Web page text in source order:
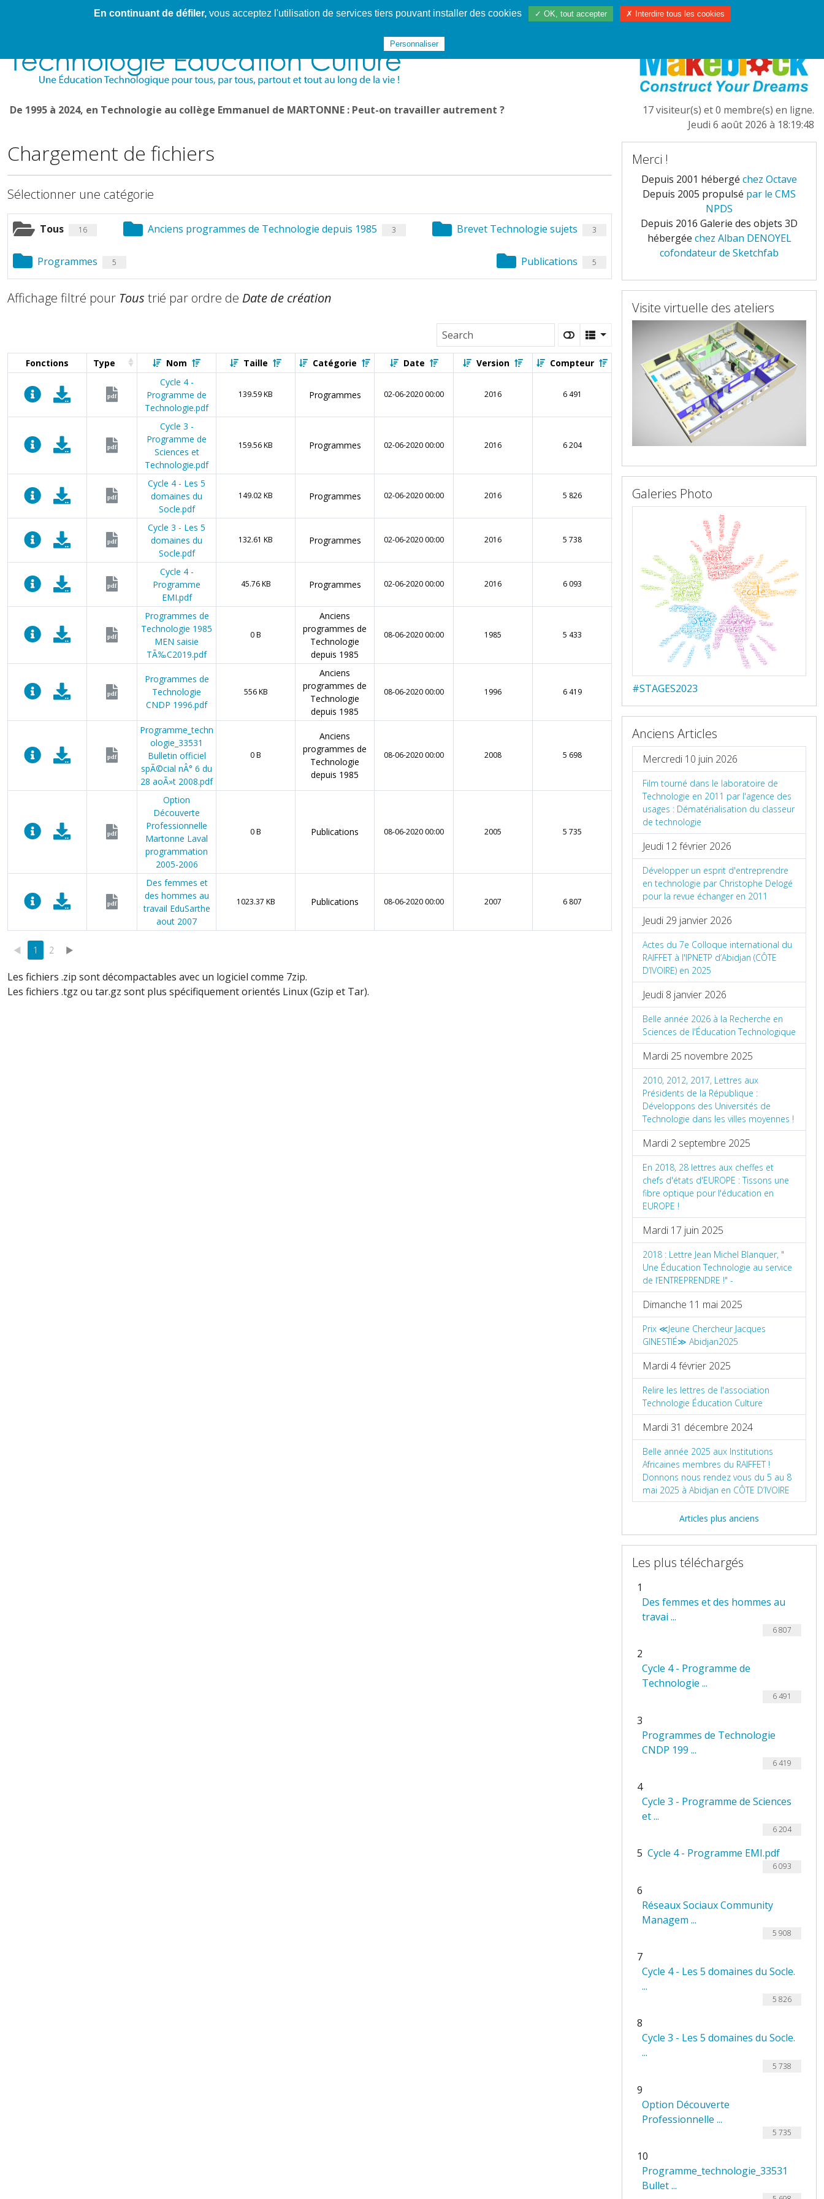
Cahier de textes patrickRICHARD Cahier de texte Websphère Les services De 1995 à 2020 TÉC 1997/2023 L'EUROPE
De 1995 à 2024, en Technologie au collège Emmanuel de MARTONNE : Peut-on travailler autrement ?
17 visiteur(s) et 0 membre(s) en ligne.
Jeudi 6 août 2026 à 18:19:48
Chargement de fichiers
Sélectionner une catégorie
Tous 16 Anciens programmes de Technologie depuis 1985 3 Brevet Technologie sujets 3
Programmes 5 Publications 5
Affichage filtré pour Tous trié par ordre de Date de création
Fonctions Type Nom Taille Catégorie Date Version Compteur
pdf
Cycle 4 -
Programme de
Technologie.pdf
139.59 KB Programmes 02-06-2020 00:00 2016 6 491
pdf
Cycle 3 -
Programme de
Sciences et
Technologie.pdf
159.56 KB Programmes 02-06-2020 00:00 2016 6 204
pdf
Cycle 4 - Les 5
domaines du
Socle.pdf
149.02 KB Programmes 02-06-2020 00:00 2016 5 826
pdf
Cycle 3 - Les 5
domaines du
Socle.pdf
132.61 KB Programmes 02-06-2020 00:00 2016 5 738
pdf
Cycle 4 -
Programme
EMI.pdf
45.76 KB Programmes 02-06-2020 00:00 2016 6 093
pdf
Programmes de
Technologie 1985
MEN saisie
TÃ‰C2019.pdf
0 B
Anciens
programmes de
Technologie
depuis 1985
08-06-2020 00:00 1985 5 433
pdf
Programmes de
Technologie
CNDP 1996.pdf
556 KB
Anciens
programmes de
Technologie
depuis 1985
08-06-2020 00:00 1996 6 419
pdf
Programme_techn
ologie_33531
Bulletin officiel
spÃ©cial nÂ° 6 du
28 aoÃ»t 2008.pdf
0 B
Anciens
programmes de
Technologie
depuis 1985
08-06-2020 00:00 2008 5 698
pdf
Option
Découverte
Professionnelle
Martonne Laval
programmation
2005-2006
0 B Publications 08-06-2020 00:00 2005 5 735
pdf
Des femmes et
des hommes au
travail EduSarthe
aout 2007
1023.37 KB Publications 08-06-2020 00:00 2007 6 807
◄ 1 2 ►
Les fichiers .zip sont décompactables avec un logiciel comme 7zip.
Les fichiers .tgz ou tar.gz sont plus spécifiquement orientés Linux (Gzip et Tar).
Merci !
Depuis 2001 hébergé chez Octave
Depuis 2005 propulsé par le CMS
NPDS
Depuis 2016 Galerie des objets 3D
hébergée chez Alban DENOYEL
cofondateur de Sketchfab
Visite virtuelle des ateliers
Galeries Photo
#STAGES2023
Anciens Articles
Mercredi 10 juin 2026
Film tourné dans le laboratoire de
Technologie en 2011 par l'agence des
usages : Dématérialisation du classeur
de technologie
Jeudi 12 février 2026
Développer un esprit d'entreprendre
en technologie par Christophe Delogé
pour la revue échanger en 2011
Jeudi 29 janvier 2026
Actes du 7e Colloque international du
RAIFFET à l'IPNETP d’Abidjan (CÔTE
D’IVOIRE) en 2025
Jeudi 8 janvier 2026
Belle année 2026 à la Recherche en
Sciences de l'Éducation Technologique
Mardi 25 novembre 2025
2010, 2012, 2017, Lettres aux
Présidents de la République :
Développons des Universités de
Technologie dans les villes moyennes !
Mardi 2 septembre 2025
En 2018, 28 lettres aux cheffes et
chefs d'états d'EUROPE : Tissons une
fibre optique pour l'éducation en
EUROPE !
Mardi 17 juin 2025
2018 : Lettre Jean Michel Blanquer, "
Une Éducation Technologie au service
de l’ENTREPRENDRE !" -
Dimanche 11 mai 2025
Prix ≪Jeune Chercheur Jacques
GINESTIÉ≫ Abidjan2025
Mardi 4 février 2025
Relire les lettres de l'association
Technologie Éducation Culture
Mardi 31 décembre 2024
Belle année 2025 aux Institutions
Africaines membres du RAIFFET !
Donnons nous rendez vous du 5 au 8
mai 2025 à Abidjan en CÔTE D’IVOIRE
Articles plus anciens
Les plus téléchargés
1
Des femmes et des hommes au
travai ...
6 807
2
Cycle 4 - Programme de
Technologie ...
6 491
3
Programmes de Technologie
CNDP 199 ...
6 419
4
Cycle 3 - Programme de Sciences
et ...
6 204
5 Cycle 4 - Programme EMI.pdf
6 093
6
Réseaux Sociaux Community
Managem ...
5 908
7
Cycle 4 - Les 5 domaines du Socle.
...
5 826
8
Cycle 3 - Les 5 domaines du Socle.
...
5 738
9
Option Découverte
Professionnelle ...
5 735
10
Programme_technologie_33531
Bullet ...
En continuant de défiler,vous acceptez l'utilisation de services tiers pouvant installer des cookies ✓ OK, tout accepter ✗ Interdire tous les cookies
Personnaliser